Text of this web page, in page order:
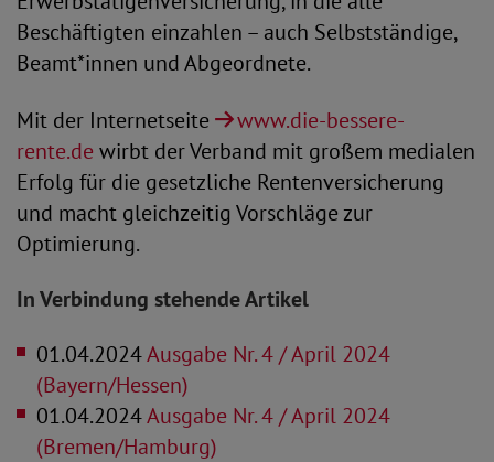
Beschäftigten einzahlen – auch Selbstständige,
Beamt*innen und Abgeordnete.
Mit der Internetseite
www.die-bessere-
rente.de wirbt der Verband mit großem medialen
Erfolg für die gesetzliche Rentenversicherung
und macht gleichzeitig Vorschläge zur
Optimierung.
In Verbindung stehende Artikel
01.04.2024Ausgabe Nr. 4 / April 2024
(Bayern/Hessen)
01.04.2024Ausgabe Nr. 4 / April 2024
(Bremen/Hamburg)